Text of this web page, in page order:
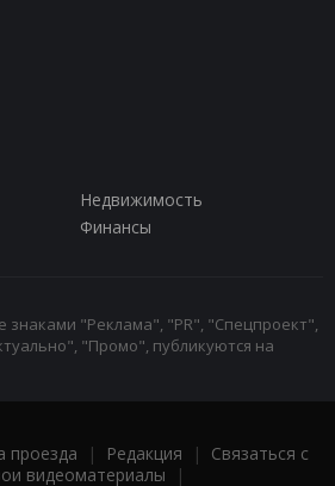
Недвижимость
Финансы
"Реклама", "PR", "Спецпроект",
"Промо", публикуются на
проезда | Редакция | Связаться с
видеоматериалы |